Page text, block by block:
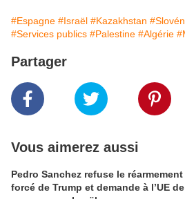
#Espagne #Israël #Kazakhstan
#Services publics #Palestine #Algérie
Partager
Vous aimerez aussi
Pedro Sanchez refuse le réarmement
forcé de Trump et demande à l’UE de